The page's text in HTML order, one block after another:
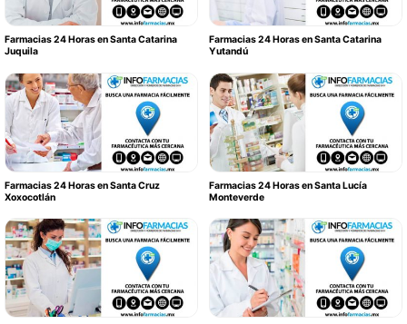
Farmacias 24 Horas en Santa Catarina
Juquila
Farmacias 24 Horas en Santa Catarina
Yutandú
Farmacias 24 Horas en Santa Cruz
Xoxocotlán
Farmacias 24 Horas en Santa Lucía
Monteverde